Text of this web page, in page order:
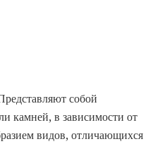
собой
камней, в зависимости от
видов, отличающихся